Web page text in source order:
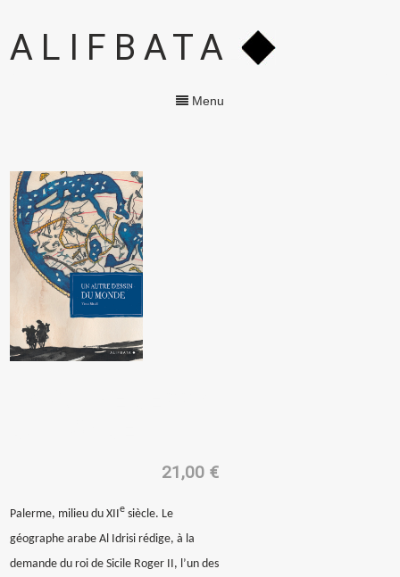
ALIFBATA
Menu
21,00 €
Palerme, milieu du XIIesiècle. Le
géographe arabe Al Idrisi rédige, à la
demande du roi de Sicile Roger II, l’un des